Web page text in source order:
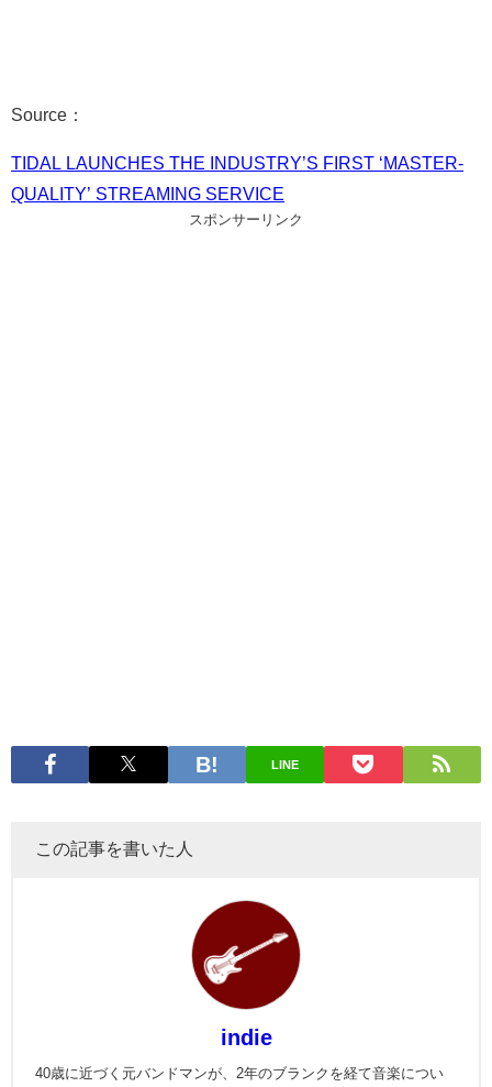
Source：
TIDAL LAUNCHES THE INDUSTRY’S FIRST ‘MASTER-
QUALITY’ STREAMING SERVICE
スポンサーリンク
LINE
この記事を書いた人
indie
40歳に近づく元バンドマンが、2年のブランクを経て音楽につい